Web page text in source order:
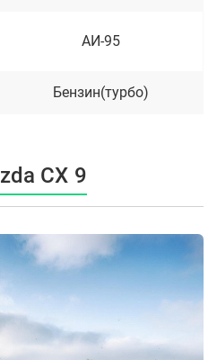
АИ-95
Бензин(турбо)
CX 9